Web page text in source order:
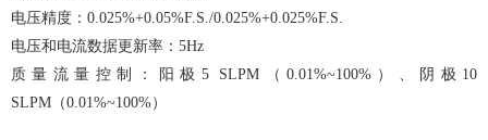
电压精度：0.025%+0.05%F.S./0.025%+0.025%F.S.
电压和电流数据更新率：5Hz
质量流量控制：阳极5 SLPM（0.01%~100%）、阴极10
SLPM（0.01%~100%）